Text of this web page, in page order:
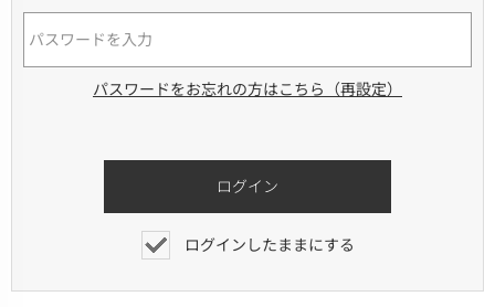
パスワードをお忘れの方はこちら（再設定）
ログインしたままにする